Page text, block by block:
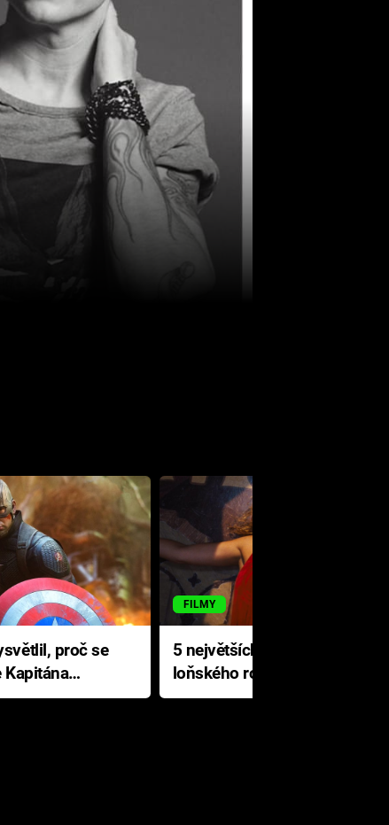
proč se
Kapitána
FILMY
5 největších propadáků
loňského roku: Disney na
jediné katastrofě prodělal 200